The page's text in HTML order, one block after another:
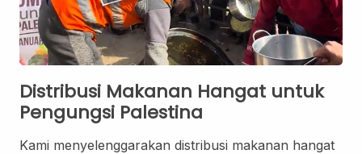
Formulasi Kustom Kemasan Khusus
Distribusi Makanan Hangat untuk
Pengungsi Palestina
Kami menyelenggarakan distribusi makanan hangat